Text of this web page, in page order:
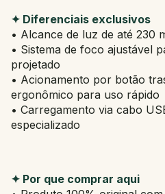
✦ Diferenciais exclusivos
• Alcance de luz de até 230
• Sistema de foco ajustável
projetado
• Acionamento por botão
ergonômico para uso rápido
• Carregamento via cabo
especializado
✦ Por que comprar aqui